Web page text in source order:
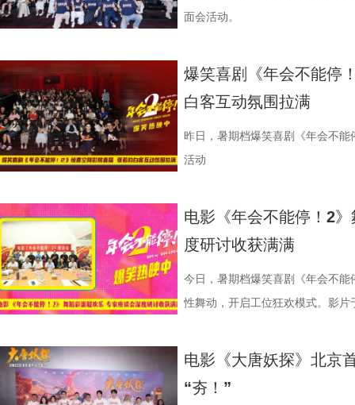
影片口碑持续发酵，被称为“近年
宁浩监制，文牧野、郎群力、钟
1沈腾 蒋奇明.jpg 2蒋奇明 奥马尔
悄然逼近 影片同步发布终极预告
事主线，通过分屏与往返切换串
在轻松、幽默的语气里，向徐母
的深入，徐母问到归期时，徐福短
内心与现实选择为后续埋下伏笔
馆陡然转向动荡处境。原本安稳的
与女儿“好好吃饭”，以克制而含
与叙事走向的期待。 3沈腾 蒋奇
面会活动。
爆笑喜剧《年会不能停
白客互动氛围拉满
昨日，暑期档爆笑喜剧《年会不
活动
电影《年会不能停！2
度研讨收获满满
今日，暑期档爆笑喜剧《年会不能
性舞动，开启工位狂欢模式。影
流，研讨成果丰硕。影片讲述了“
董润年执导，应萝佳担任总制片
电影《大唐妖探》北京
“夯！”